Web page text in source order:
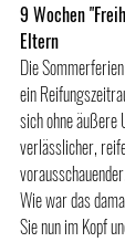
9 Wochen
Eltern
Die
ein
sich ohne
verlässlicher,
Wie war das
Sie nun im Kopf